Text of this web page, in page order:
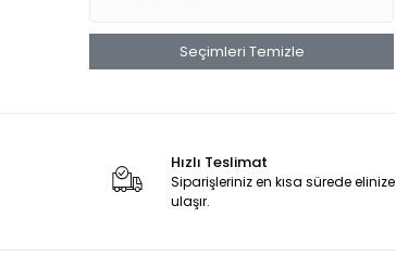
Seçimleri Temizle
Hızlı Teslimat
Siparişleriniz en kısa sürede elinize
ulaşır.